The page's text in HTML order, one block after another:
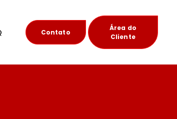
Contato
Área do
Cliente